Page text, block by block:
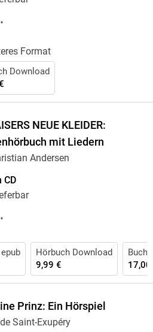
*
Format
Download
NEUE KLEIDER:
mit Liedern
Andersen
CD
*
Hörbuch Download
9,99 €
Buch
17,00
Prinz: Ein Hörspiel
Saint-Exupéry